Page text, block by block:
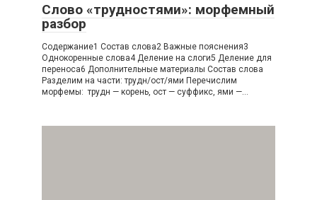
Слово «трудностями»: морфемный
разбор
Содержание1 Состав слова2 Важные пояснения3
Однокоренные слова4 Деление на слоги5 Деление для
переноса6 Дополнительные материалы Состав слова
Разделим на части: трудн/ост/ями Перечислим
морфемы: трудн — корень, ост — суффикс, ями —…